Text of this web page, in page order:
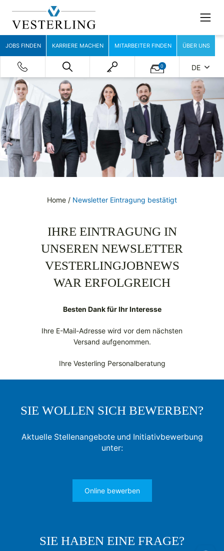
JOBS FINDEN KARRIERE MACHEN MITARBEITER FINDEN ÜBER UNS
0 DE
Home / Newsletter Eintragung bestätigt
IHRE EINTRAGUNG IN
UNSEREN NEWSLETTER
VESTERLINGJOBNEWS
WAR ERFOLGREICH
Besten Dank für Ihr Interesse
Ihre E-Mail-Adresse wird vor dem nächsten
Versand aufgenommen.
Ihre Vesterling Personalberatung
SIE WOLLEN SICH BEWERBEN?
Aktuelle Stellenangebote und Initiativbewerbung
unter:
Online bewerben
SIE HABEN EINE FRAGE?